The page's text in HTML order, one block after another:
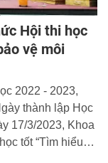
Hội thi học
vệ môi
2022 - 2023,
thành lập Học
17/3/2023, Khoa
tốt “Tìm hiểu